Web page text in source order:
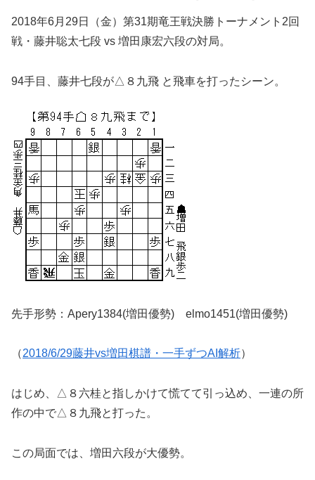
2018年6月29日（金）第31期竜王戦決勝トーナメント2回
戦・藤井聡太七段 vs 増田康宏六段の対局。
94手目、藤井七段が△８九飛 と飛車を打ったシーン。
先手形勢：Apery1384(増田優勢) elmo1451(増田優勢)
（2018/6/29藤井vs増田棋譜・一手ずつAI解析）
はじめ、△８六桂と指しかけて慌てて引っ込め、一連の所
作の中で△８九飛と打った。
この局面では、増田六段が大優勢。